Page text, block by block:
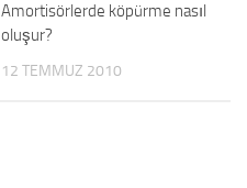
Amortisörlerde köpürme nasıl
oluşur?
12 TEMMUZ 2010